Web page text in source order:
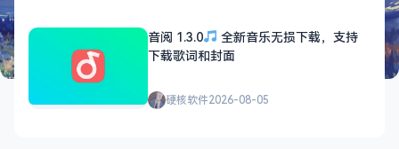
音阅 1.3.0
全新音乐无损下载，支持
下载歌词和封面
硬核软件2026-08-05